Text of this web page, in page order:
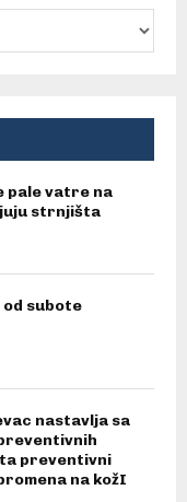
pale vatre na
strnjišta
od subote
nastavlja sa
preventivni
na kožI